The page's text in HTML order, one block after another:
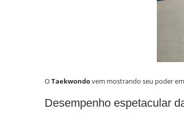
OTaekwondovem mostrando seu poder
Desempenho espetacular